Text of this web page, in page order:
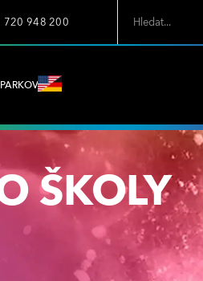
720 948 200
PARKOVÁNÍ
ŠKOLY